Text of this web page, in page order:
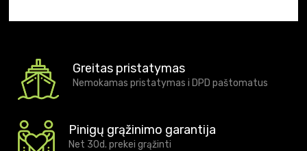
Greitas pristatymas
Nemokamas pristatymas i DPD paštomatus
Pinigų grąžinimo garantija
Net 30d. prekei grąžinti